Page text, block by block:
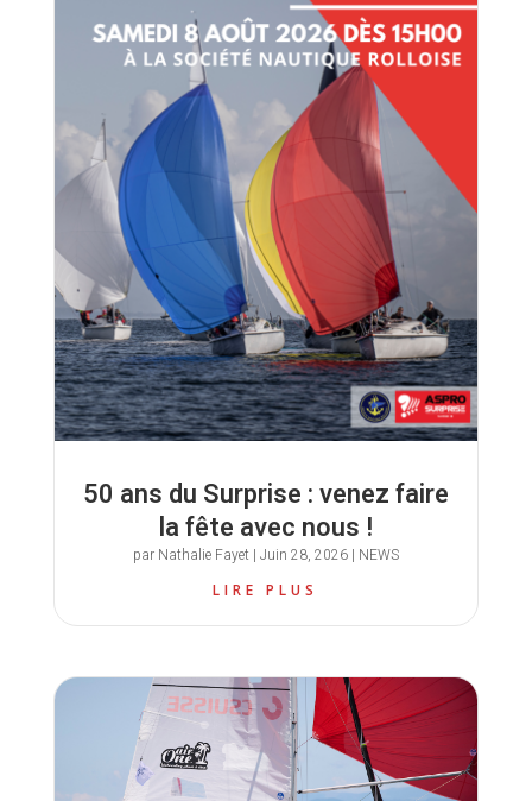
50 ans du Surprise : venez faire
la fête avec nous !
par Nathalie Fayet| Juin 28, 2026| NEWS
LIRE PLUS